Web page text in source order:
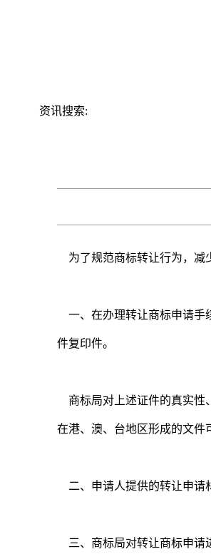
资讯搜索:
为了规范商标转让行为，减
一、在办理转让商标申请手
件复印件。
商标局对上述证件的真实性
在港、澳、台地区形成的文件
二、申请人提供的转让申请
三、商标局对转让商标申请